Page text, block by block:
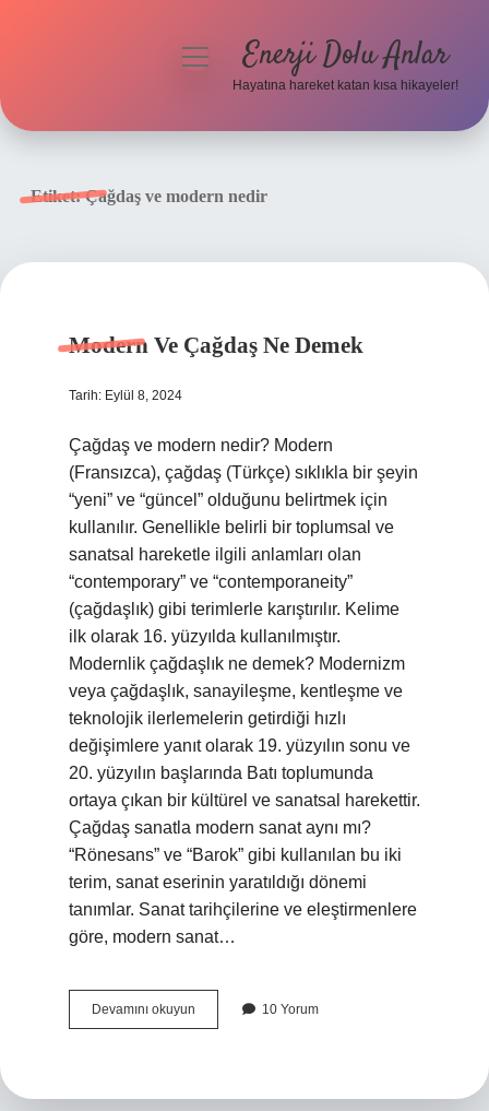
menüyüEnerji Dolu Anlar
Hayatına hareket katan kısa hikayeler!
Etiket:Çağdaş ve modern nedir
Modern Ve Çağdaş Ne Demek
Tarih: Eylül 8, 2024
Çağdaş ve modern nedir? Modern
(Fransızca), çağdaş (Türkçe) sıklıkla bir şeyin
“yeni” ve “güncel” olduğunu belirtmek için
kullanılır. Genellikle belirli bir toplumsal ve
sanatsal hareketle ilgili anlamları olan
“contemporary” ve “contemporaneity”
(çağdaşlık) gibi terimlerle karıştırılır. Kelime
ilk olarak 16. yüzyılda kullanılmıştır.
Modernlik çağdaşlık ne demek? Modernizm
veya çağdaşlık, sanayileşme, kentleşme ve
teknolojik ilerlemelerin getirdiği hızlı
değişimlere yanıt olarak 19. yüzyılın sonu ve
20. yüzyılın başlarında Batı toplumunda
ortaya çıkan bir kültürel ve sanatsal harekettir.
Çağdaş sanatla modern sanat aynı mı?
“Rönesans” ve “Barok” gibi kullanılan bu iki
terim, sanat eserinin yaratıldığı dönemi
tanımlar. Sanat tarihçilerine ve eleştirmenlere
göre, modern sanat…
Devamını okuyun
Ve
10 Yorum